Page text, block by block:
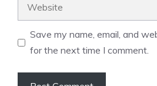
Save my name, email, and
for the next time I comment.